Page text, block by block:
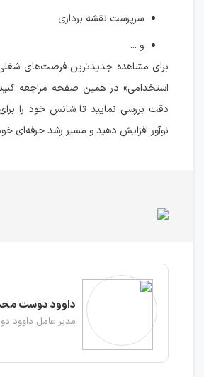
سرپرست نقشه برداری
و ...
برای مشاهده جدیدترین فرصت‌های
استخدامی» در همین صفحه مراجعه
دقت بررسی نمایید تا شانس خود را
نوآور افزایش دهید و مسیر رشد حرفه‌ای
داوود دوست
مدیر عامل داوود